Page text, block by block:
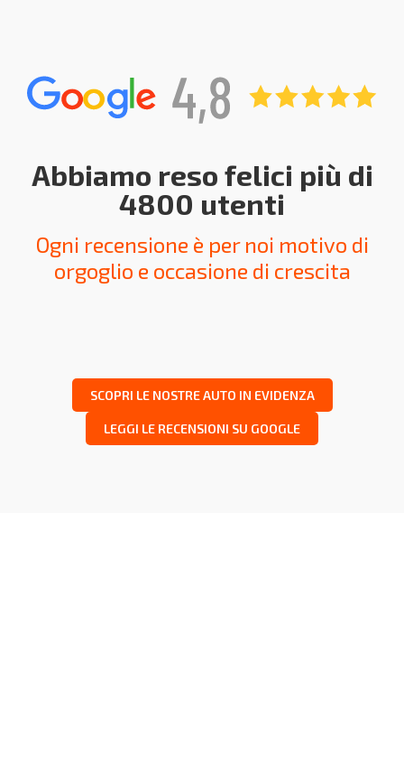
Abbiamo reso felici più di
4800 utenti
Ogni recensione è per noi motivo di
orgoglio e occasione di crescita
SCOPRI LE NOSTRE AUTO IN EVIDENZA
LEGGI LE RECENSIONI SU GOOGLE